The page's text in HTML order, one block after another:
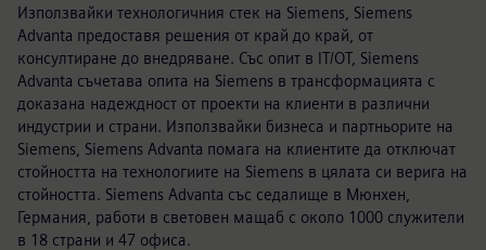
Използвайки технологичния стек на Siemens, Siemens
Advanta предоставя решения от край до край, от
консултиране до внедряване. Със опит в IT/OT, Siemens
Advanta съчетава опита на Siemens в трансформацията с
доказана надеждност от проекти на клиенти в различни
индустрии и страни. Използвайки бизнеса и партньорите на
Siemens, Siemens Advanta помага на клиентите да отключат
стойността на технологиите на Siemens в цялата си верига на
стойността. Siemens Advanta със седалище в Мюнхен,
Германия, работи в световен мащаб с около 1000 служители
в 18 страни и 47 офиса.